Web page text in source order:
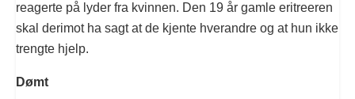
reagerte på lyder fra kvinnen. Den 19 år gamle eritreeren
skal derimot ha sagt at de kjente hverandre og at hun ikke
trengte hjelp.
Dømt